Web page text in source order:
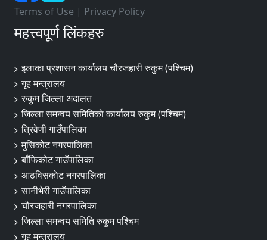
Terms of Use | Privacy Policy
महत्त्वपूर्ण लिंकहरु
इलाका प्रशासन कार्यालय चौरजहारी रुकुम (पश्चिम)
गृह मन्त्रालय
रुकुम जिल्ला अदालत
जिल्ला समन्वय समितिकाे कार्यालय रुकुम (पश्चिम)
त्रिवेणी गाउँपालिका
मुसिकोट नगरपालिका
बाँफिकोट गाउँपालिका
आठविसकाेट नगरपालिका
सानीभेरी गाउँपालिका
चाैरजहारी नगरपालिका
जिल्ला समन्वय समिति रुकुम पश्चिम
गृह मन्त्रालय